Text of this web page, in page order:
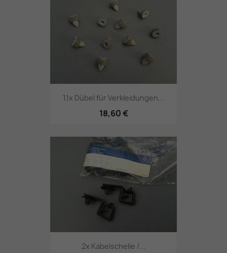
11x Dübel für Verkleidungen...
18,60 €
2x Kabelschelle /...